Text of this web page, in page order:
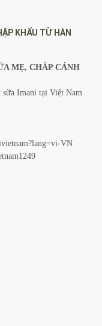
đại và sự thấu hiểu
KHẨU TỪ HÀN
MẸ, CHẮP CÁNH
Imani tại Việt Nam
VN